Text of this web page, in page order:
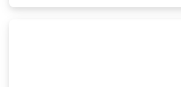
Vertikal Rescue Dan PT MA/BDRMS